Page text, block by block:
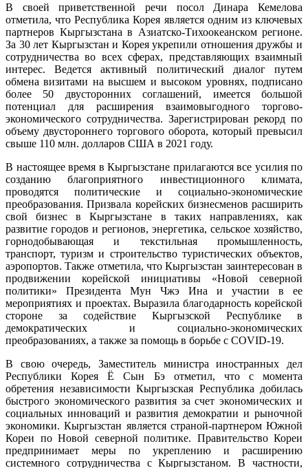
В своей приветственной речи посол Динара Кемелова
отметила, что Республика Корея является одним из ключевых
партнеров Кыргызстана в Азиатско-Тихоокеанском регионе.
За 30 лет Кыргызстан и Корея укрепили отношения дружбы и
сотрудничества во всех сферах, представляющих взаимный
интерес. Ведется активный политический диалог путем
обмена визитами на высшем и высоком уровнях, подписано
более 50 двусторонних соглашений, имеется большой
потенциал для расширения взаимовыгодного торгово-
экономического сотрудничества. Зарегистрирован рекорд по
объему двустороннего торгового оборота, который превысил
свыше 110 млн. долларов США в 2021 году.
В настоящее время в Кыргызстане прилагаются все усилия по
созданию благоприятного инвестиционного климата,
проводятся политические и социально-экономические
преобразования. Призвала корейских бизнесменов расширить
свой бизнес в Кыргызстане в таких направлениях, как
развитие городов и регионов, энергетика, сельское хозяйство,
горнодобывающая и текстильная промышленность,
транспорт, туризм и строительство туристических объектов,
аэропортов. Также отметила, что Кыргызстан заинтересован в
продвижении корейской инициативы «Новой северной
политики» Президента Мун Чжэ Ина и участии в ее
мероприятиях и проектах. Выразила благодарность корейской
стороне за содействие Кыргызской Республике в
демократических и социально-экономических
преобразованиях, а также за помощь в борьбе с COVID-19.
В свою очередь, Заместитель министра иностранных дел
Республики Корея Ё Сын Бэ отметил, что с момента
обретения независимости Кыргызская Республика добилась
быстрого экономического развития за счет экономических и
социальных инноваций и развития демократии и рыночной
экономики. Кыргызстан является страной-партнером Южной
Кореи по Новой северной политике. Правительство Кореи
предпринимает меры по укреплению и расширению
системного сотрудничества с Кыргызстаном. В частности,